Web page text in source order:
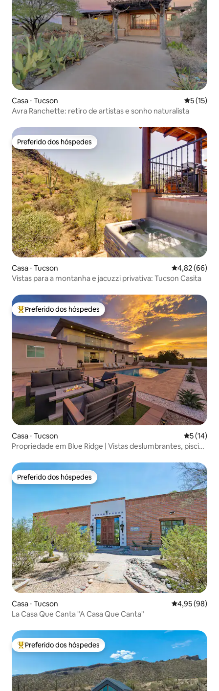
Casa ⋅ Tucson 5 de uma
5 (15)
Avra Ranchette: retiro de artistas e sonho naturalista
Preferido dos hóspedes
Preferido dos hóspedes
Casa ⋅ Tucson 4,82 de uma
4,82 (66)
Vistas para a montanha e jacuzzi privativa: Tucson Casita
Entre os melhores preferidos dos hóspedes
Preferido dos hóspedes
Casa ⋅ Tucson 5 de uma
5 (14)
Propriedade em Blue Ridge | Vistas deslumbrantes, piscina
Preferido dos hóspedes
Preferido dos hóspedes
Casa ⋅ Tucson 4,95 de uma
4,95 (98)
La Casa Que Canta "A Casa Que Canta"
Entre os melhores preferidos dos hóspedes
Preferido dos hóspedes